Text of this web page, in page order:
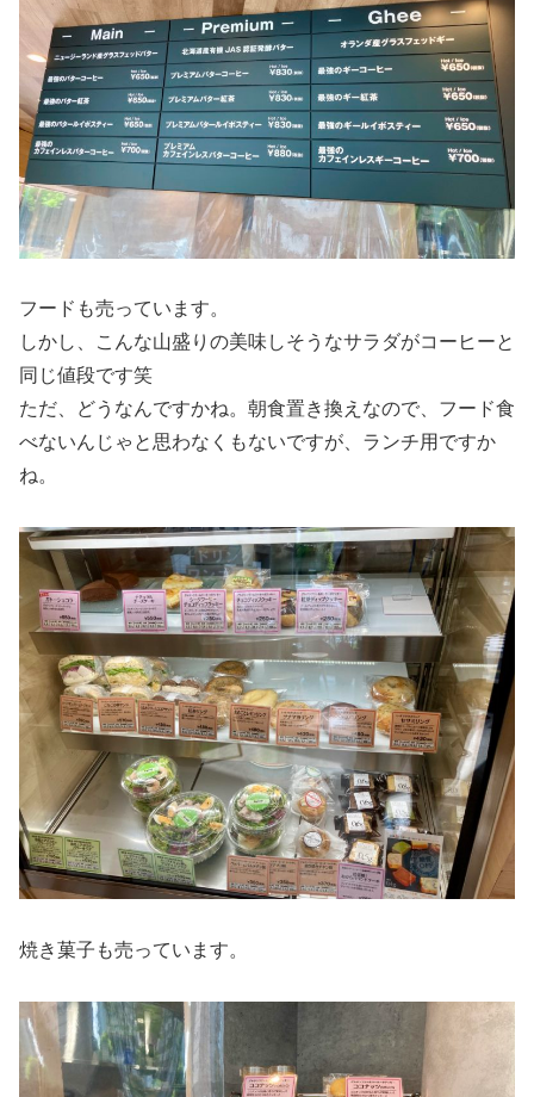
フードも売っています。
しかし、こんな山盛りの美味しそうなサラダがコーヒーと
同じ値段です笑
ただ、どうなんですかね。朝食置き換えなので、フード食
べないんじゃと思わなくもないですが、ランチ用ですか
ね。
焼き菓子も売っています。